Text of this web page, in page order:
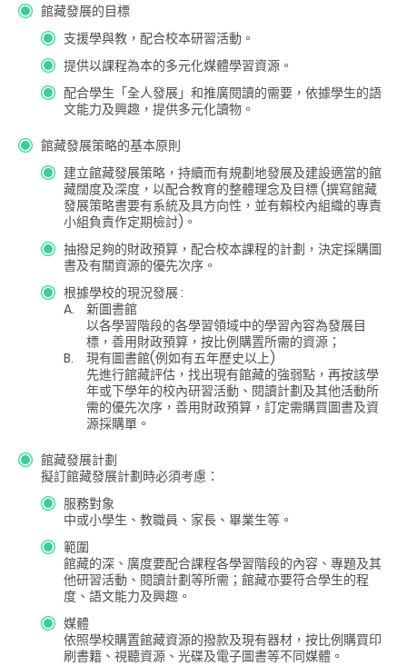
館藏發展的目標
支援學與教，配合校本研習活動。
提供以課程為本的多元化媒體學習資源。
配合學生「全人發展」和推廣閱讀的需要，依據學生的語
文能力及興趣，提供多元化讀物。
館藏發展策略的基本原則
建立館藏發展策略，持續而有規劃地發展及建設適當的館
藏闊度及深度，以配合教育的整體理念及目標 (撰寫館藏
發展策略書要有系統及具方向性，並有賴校內組織的專責
小組負責作定期檢討)。
抽撥足夠的財政預算，配合校本課程的計劃，決定採購圖
書及有關資源的優先次序。
根據學校的現況發展 :
A.
新圖書館
以各學習階段的各學習領域中的學習內容為發展目
標，善用財政預算，按比例購置所需的資源；
B.
現有圖書館(例如有五年歷史以上)
先進行館藏評估，找出現有館藏的強弱點，再按該學
年或下學年的校內研習活動、閱讀計劃及其他活動所
需的優先次序，善用財政預算，訂定需購買圖書及資
源採購單。
館藏發展計劃
擬訂館藏發展計劃時必須考慮：
服務對象
中或小學生、教職員、家長、畢業生等。
範圍
館藏的深、廣度要配合課程各學習階段的內容、專題及其
他研習活動、閱讀計劃等所需；館藏亦要符合學生的程
度、語文能力及興趣。
媒體
依照學校購置館藏資源的撥款及現有器材，按比例購買印
刷書籍、視聽資源、光碟及電子圖書等不同媒體。